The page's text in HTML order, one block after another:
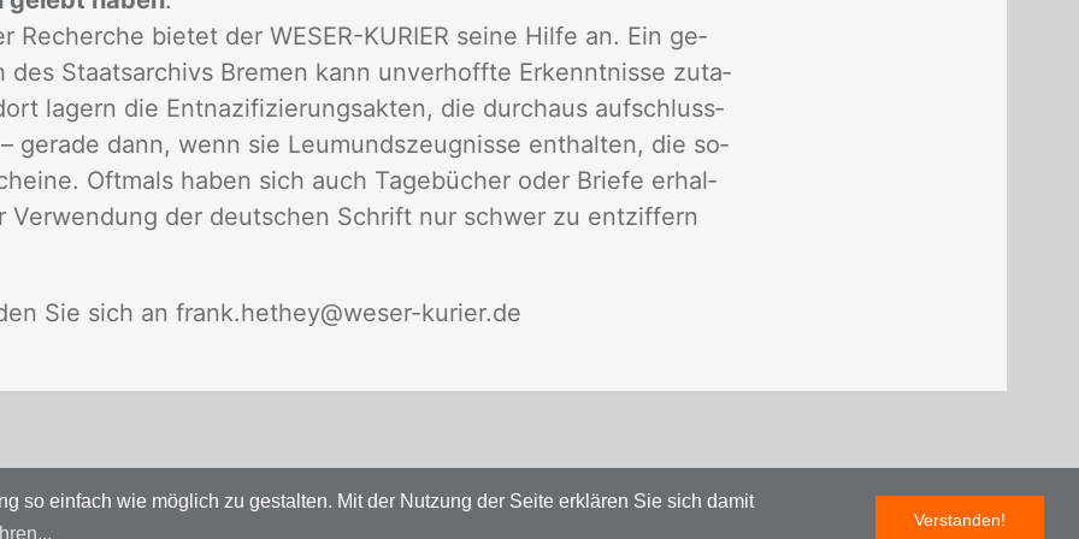
so einfach wie möglich zu gestalten. Mit der Nutzung der Seite erklären Sie sich damit
Verstanden!
Re­cher­che bie­tet der WE­SER-KU­RIER sei­ne Hil­fe an. Ein ge­
des Staats­ar­chivs Bre­men kann un­ver­hoff­te Er­kennt­nis­se zu­ta­
la­gern die Ent­na­zi­fi­zie­rungs­ak­ten, die durch­aus auf­schluss­
ge­ra­de dann, wenn sie Leu­munds­zeug­nis­se ent­hal­ten, die so­
Oft­mals ha­ben sich auch Ta­ge­bü­cher oder Brie­fe er­hal­
Ver­wen­dung der deut­schen Schrift nur schwer zu ent­zif­fern
Sie sich an frank.he­they@we­ser-ku­rier.de